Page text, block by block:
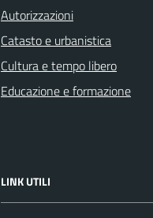
Autorizzazioni
Catasto e urbanistica
Cultura e tempo libero
Educazione e formazione
LINK UTILI